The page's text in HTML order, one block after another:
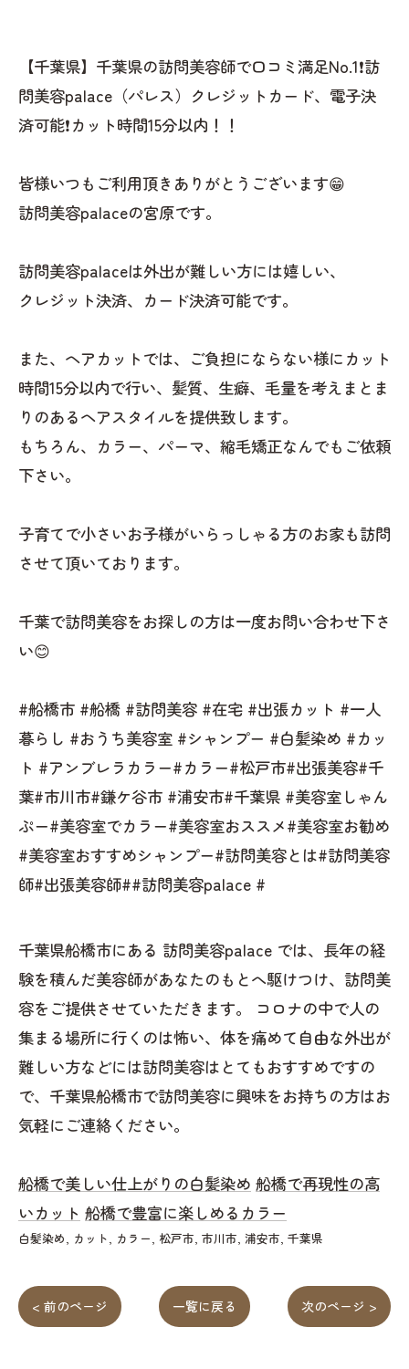
【千葉県】千葉県の訪問美容師で口コミ満足No.1❗️訪
問美容palace（パレス）クレジットカード、電子決
済可能❗️カット時間15分以内！！
皆様いつもご利用頂きありがとうございます😁
訪問美容palaceの宮原です。
訪問美容palaceは外出が難しい方には嬉しい、
クレジット決済、カード決済可能です。
また、ヘアカットでは、ご負担にならない様にカット
時間15分以内で行い、髪質、生癖、毛量を考えまとま
りのあるヘアスタイルを提供致します。
もちろん、カラー、パーマ、縮毛矯正なんでもご依頼
下さい。
子育てで小さいお子様がいらっしゃる方のお家も訪問
させて頂いております。
千葉で訪問美容をお探しの方は一度お問い合わせ下さ
い😊
#船橋市 #船橋 #訪問美容 #在宅 #出張カット #一人
暮らし #おうち美容室 #シャンプー #白髪染め #カッ
ト #アンブレラカラー#カラー#松戸市#出張美容#千
葉#市川市#鎌ケ谷市 #浦安市#千葉県 #美容室しゃん
ぷー#美容室でカラー#美容室おススメ#美容室お勧め
#美容室おすすめシャンプー#訪問美容とは#訪問美容
師#出張美容師##訪問美容palace #
千葉県船橋市にある 訪問美容palace では、長年の経
験を積んだ美容師があなたのもとへ駆けつけ、訪問美
容をご提供させていただきます。 コロナの中で人の
集まる場所に行くのは怖い、体を痛めて自由な外出が
難しい方などには訪問美容はとてもおすすめですの
で、千葉県船橋市で訪問美容に興味をお持ちの方はお
気軽にご連絡ください。
船橋で美しい仕上がりの白髪染め 船橋で再現性の高
いカット 船橋で豊富に楽しめるカラー
白髪染め カット カラー 松戸市 市川市 浦安市 千葉県
< 前のページ 一覧に戻る 次のページ >